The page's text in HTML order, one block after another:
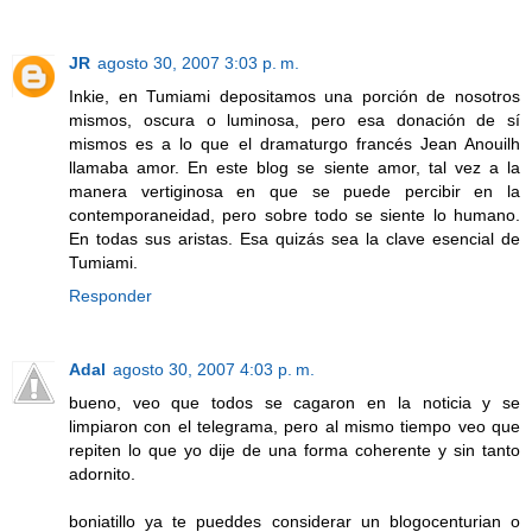
JR agosto 30, 2007 3:03 p. m.
Inkie, en Tumiami depositamos una porción de nosotros
mismos, oscura o luminosa, pero esa donación de sí
mismos es a lo que el dramaturgo francés Jean Anouilh
llamaba amor. En este blog se siente amor, tal vez a la
manera vertiginosa en que se puede percibir en la
contemporaneidad, pero sobre todo se siente lo humano.
En todas sus aristas. Esa quizás sea la clave esencial de
Tumiami.
Responder
Adal agosto 30, 2007 4:03 p. m.
bueno, veo que todos se cagaron en la noticia y se
limpiaron con el telegrama, pero al mismo tiempo veo que
repiten lo que yo dije de una forma coherente y sin tanto
adornito.
boniatillo ya te pueddes considerar un blogocenturian o